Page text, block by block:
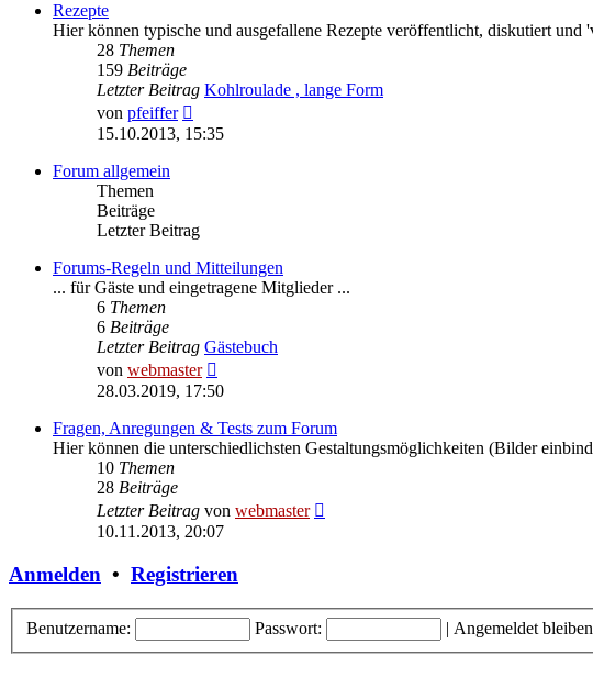
Rezepte
Hier können typische und ausgefallene Rezepte veröffentlicht, diskutiert und
28 Themen
159 Beiträge
Letzter Beitrag Kohlroulade , lange Form
von pfeiffer
Beitrag
15.10.2013, 15:35
Forum allgemein
Themen
Beiträge
Letzter Beitrag
Forums-Regeln und Mitteilungen
... für Gäste und eingetragene Mitglieder ...
6 Themen
6 Beiträge
Letzter Beitrag Gästebuch
von webmaster
Beitrag
28.03.2019, 17:50
Fragen, Anregungen & Tests zum Forum
Hier können die unterschiedlichsten Gestaltungsmöglichkeiten (Bilder
10 Themen
28 Beiträge
Letzter Beitrag von webmaster
10.11.2013, 20:07
Anmelden • Registrieren
Benutzername: Passwort: | Angemeldet bleiben